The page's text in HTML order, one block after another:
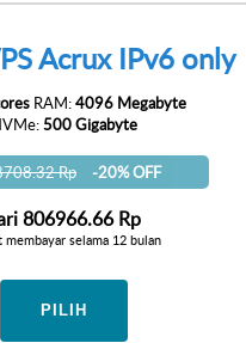
Acrux IPv6 only
RAM:4096 Megabyte
500 Gigabyte
Rp -20% OFF
806966.66 Rp
membayar selama 12 bulan
PILIH